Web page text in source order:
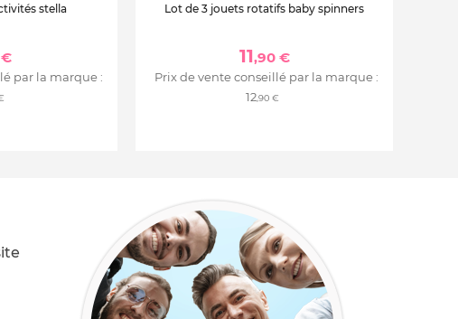
stella
€
par la marque :
Lot de 3 jouets rotatifs baby spinners
11,90 €
Prix de vente conseillé par la marque :
12,90 €